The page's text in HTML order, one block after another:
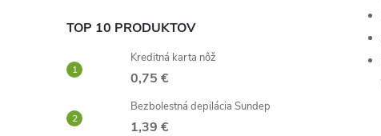
TOP 10 PRODUKTOV
Kreditná karta nôž
0,75 €
Bezbolestná depilácia Sundep
1,39 €